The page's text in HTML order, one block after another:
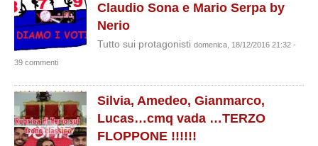
Claudio Sona e Mario Serpa by
Nerio
Tutto sui protagonisti domenica, 18/12/2016 21:32 -
39 commenti
Silvia, Amedeo, Gianmarco,
Lucas…cmq vada …TERZO
FLOPPONE !!!!!!